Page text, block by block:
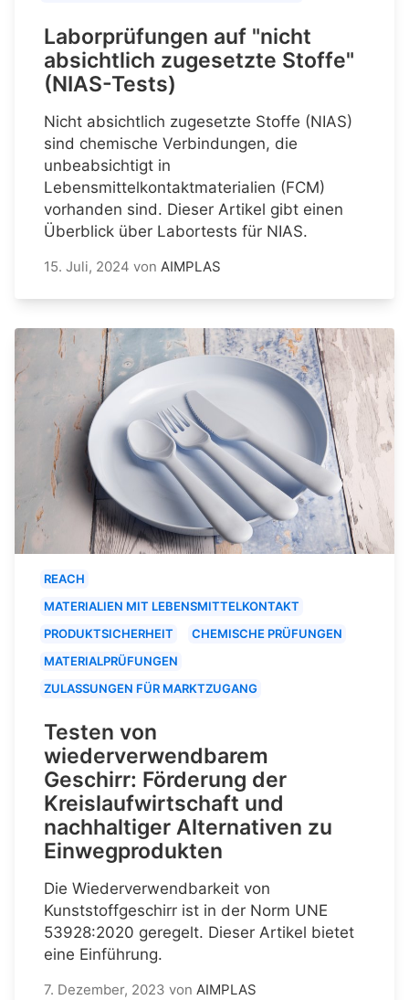
Laborprüfungen auf "nicht
absichtlich zugesetzte Stoffe"
(NIAS-Tests)
Nicht absichtlich zugesetzte Stoffe (NIAS)
sind chemische Verbindungen, die
unbeabsichtigt in
Lebensmittelkontaktmaterialien (FCM)
vorhanden sind. Dieser Artikel gibt einen
Überblick über Labortests für NIAS.
15. Juli, 2024 von AIMPLAS
REACH
MATERIALIEN MIT LEBENSMITTELKONTAKT
PRODUKTSICHERHEIT
CHEMISCHE PRÜFUNGEN
MATERIALPRÜFUNGEN
ZULASSUNGEN FÜR MARKTZUGANG
Testen von
wiederverwendbarem
Geschirr: Förderung der
Kreislaufwirtschaft und
nachhaltiger Alternativen zu
Einwegprodukten
Die Wiederverwendbarkeit von
Kunststoffgeschirr ist in der Norm UNE
53928:2020 geregelt. Dieser Artikel bietet
eine Einführung.
7. Dezember, 2023 von AIMPLAS